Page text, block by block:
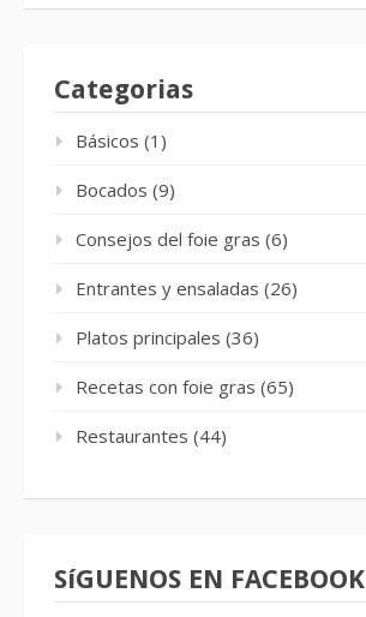
Categorias
Básicos (1)
Bocados (9)
Consejos del foie gras (6)
Entrantes y ensaladas (26)
Platos principales (36)
Recetas con foie gras (65)
Restaurantes (44)
SíGUENOS EN FACEBOOK